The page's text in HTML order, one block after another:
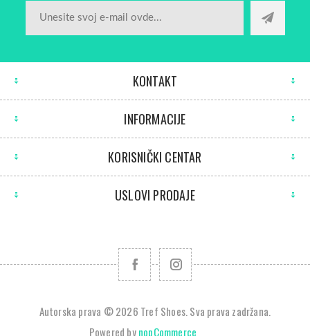
KONTAKT
INFORMACIJE
KORISNIČKI CENTAR
USLOVI PRODAJE
Autorska prava © 2026 Tref Shoes. Sva prava zadržana.
Powered bynopCommerce